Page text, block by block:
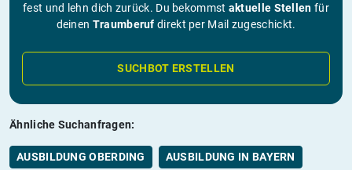
fest und lehn dich zurück. Du bekommst aktuelle Stellen für
deinen Traumberuf direkt per Mail zugeschickt.
SUCHBOT ERSTELLEN
Ähnliche Suchanfragen:
AUSBILDUNG OBERDING AUSBILDUNG IN BAYERN